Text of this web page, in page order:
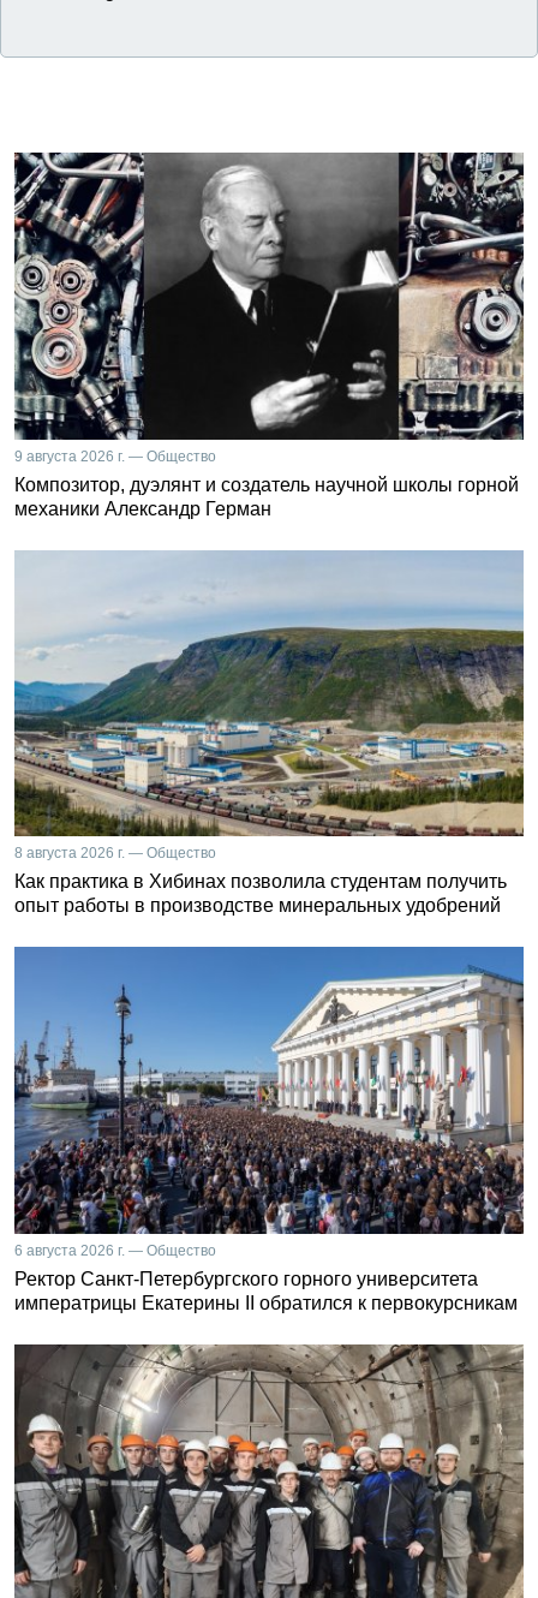
9 августа 2026 г. — Общество
Композитор, дуэлянт и создатель научной школы горной
механики Александр Герман
8 августа 2026 г. — Общество
Как практика в Хибинах позволила студентам получить
опыт работы в производстве минеральных удобрений
6 августа 2026 г. — Общество
Ректор Санкт-Петербургского горного университета
императрицы Екатерины II обратился к первокурсникам